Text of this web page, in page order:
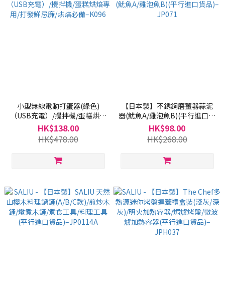
小型無線電動打蛋器(綠色)
（USB充電）/攪拌機/蛋糕烘焙
專用/打發鮮忌廉/烘焙必備–
K096
HK$138.00
HK$478.00
【日本製】不銹鋼磨薑器蒜泥
器(魷魚A/雞泡魚B)(平行進口貨
品)–JP071
HK$98.00
HK$268.00